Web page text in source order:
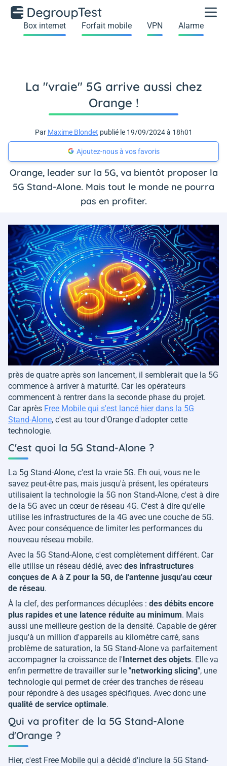
Box internet Forfait mobile VPN Alarme
La "vraie" 5G arrive aussi chez
Orange !
Par Maxime Blondet publié le 19/09/2024 à 18h01
Ajoutez-nous à vos favoris
Orange, leader sur la 5G, va bientôt proposer la
5G Stand-Alone. Mais tout le monde ne pourra
pas en profiter.
près de quatre après son lancement, il semblerait que la 5G
commence à arriver à maturité. Car les opérateurs
commencent à rentrer dans la seconde phase du projet.
Car après Free Mobile qui s'est lancé hier dans la 5G
Stand-Alone, c'est au tour d'Orange d'adopter cette
technologie.
C'est quoi la 5G Stand-Alone ?
La 5g Stand-Alone, c'est la vraie 5G. Eh oui, vous ne le
savez peut-être pas, mais jusqu'à présent, les opérateurs
utilisaient la technologie la 5G non Stand-Alone, c'est à dire
de la 5G avec un cœur de réseau 4G. C'est à dire qu'elle
utilise les infrastructures de la 4G avec une couche de 5G.
Avec pour conséquence de limiter les performances du
nouveau réseau mobile.
Avec la 5G Stand-Alone, c'est complètement différent. Car
elle utilise un réseau dédié, avec des infrastructures
conçues de A à Z pour la 5G, de l'antenne jusqu'au cœur
de réseau.
À la clef, des performances décuplées : des débits encore
plus rapides et une latence réduite au minimum. Mais
aussi une meilleure gestion de la densité. Capable de gérer
jusqu'à un million d'appareils au kilomètre carré, sans
problème de saturation, la 5G Stand-Alone va parfaitement
accompagner la croissance de l' Internet des objets. Elle va
enfin permettre de travailler sur le "networking slicing", une
technologie qui permet de créer des tranches de réseau
pour répondre à des usages spécifiques. Avec donc une
qualité de service optimale.
Qui va profiter de la 5G Stand-Alone
d'Orange ?
Hier, c'est Free Mobile qui a décidé d'inclure la 5G Stand-